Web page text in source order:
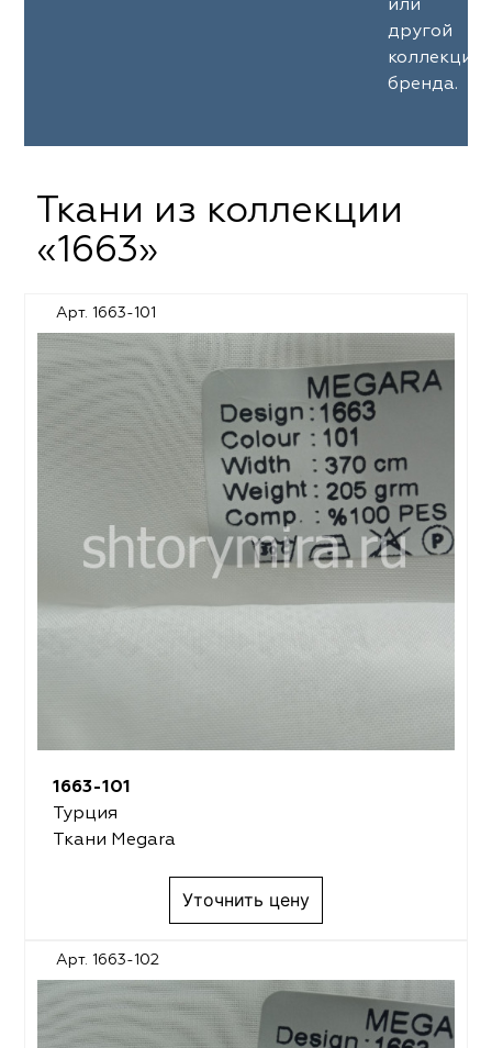
или
другой
коллекции
бренда.
Ткани из коллекции
«1663»
Арт. 1663-101
1663-101
Турция
Ткани Megara
Уточнить цену
Арт. 1663-102